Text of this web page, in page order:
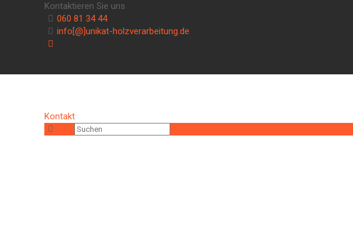
Kontaktieren Sie uns
060 81 34 44
info[@]unikat-holzverarbeitung.de
Kontakt